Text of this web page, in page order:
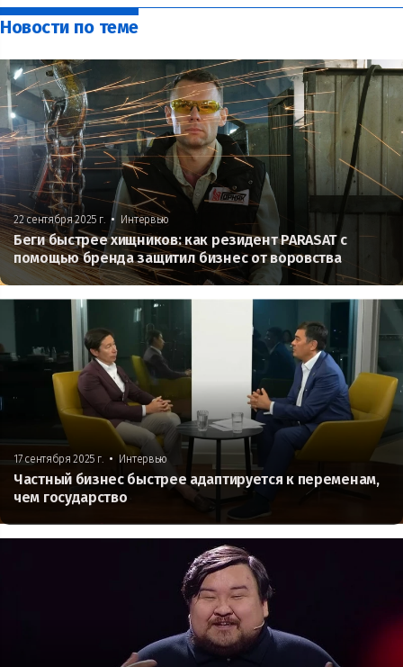
Новости по теме
22 сентября 2025 г. • Интервью
Беги быстрее хищников: как резидент PARASAT с
помощью бренда защитил бизнес от воровства
17 сентября 2025 г. • Интервью
Частный бизнес быстрее адаптируется к переменам,
чем государство